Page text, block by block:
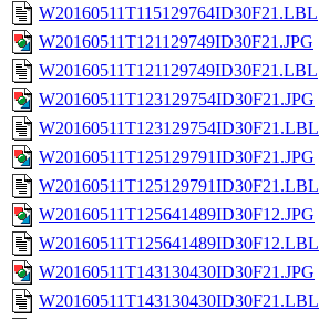
W20160511T115129764ID30F21.LBL
W20160511T121129749ID30F21.JPG
W20160511T121129749ID30F21.LBL
W20160511T123129754ID30F21.JPG
W20160511T123129754ID30F21.LBL
W20160511T125129791ID30F21.JPG
W20160511T125129791ID30F21.LBL
W20160511T125641489ID30F12.JPG
W20160511T125641489ID30F12.LBL
W20160511T143130430ID30F21.JPG
W20160511T143130430ID30F21.LBL